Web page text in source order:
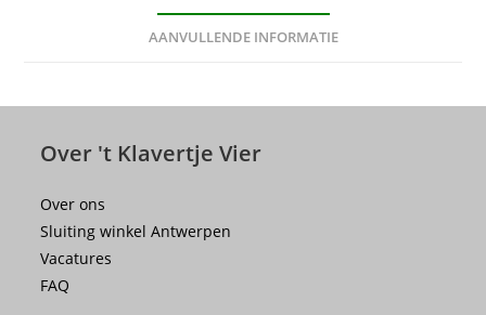
AANVULLENDE INFORMATIE
Over 't Klavertje Vier
Over ons
Sluiting winkel Antwerpen
Vacatures
FAQ